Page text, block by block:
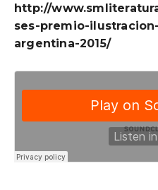
http://
ses-premio-
argentina-2015/